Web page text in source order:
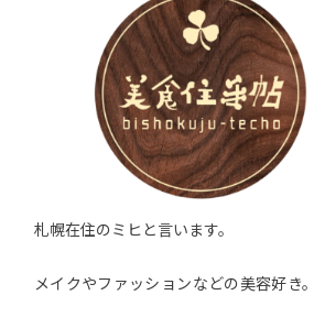
札幌在住のミヒと言います。
メイクやファッションなどの美容好き。